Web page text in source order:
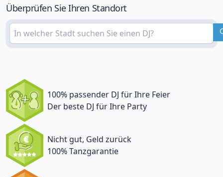
Überprüfen Sie Ihren Standort
100% passender DJ für Ihre Feier
Der beste DJ für Ihre Party
Nicht gut, Geld zurück
100% Tanzgarantie